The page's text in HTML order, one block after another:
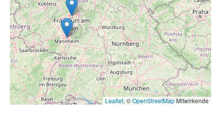
Leaflet, ©OpenStreetMapMitwirkende